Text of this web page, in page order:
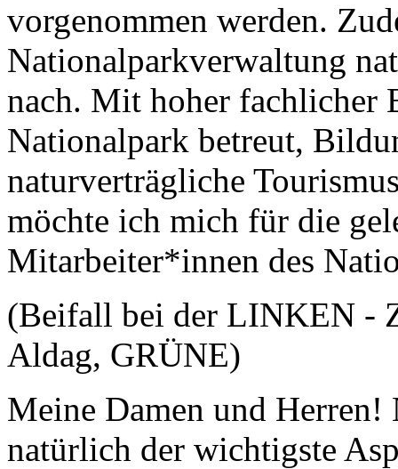
vorgenommen werden.
Nationalparkverwaltung
nach. Mit hoher fachlicher
Nationalpark betreut,
naturverträgliche
möchte ich mich für die
Mitarbeiter*innen des
(Beifall bei der LINKEN -
Aldag, GRÜNE)
Meine Damen und
natürlich der wichtigste